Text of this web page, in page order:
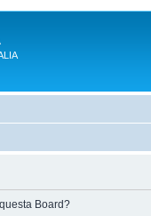
Board?